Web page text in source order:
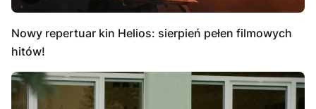
Nowy repertuar kin Helios: sierpień pełen filmowych
hitów!